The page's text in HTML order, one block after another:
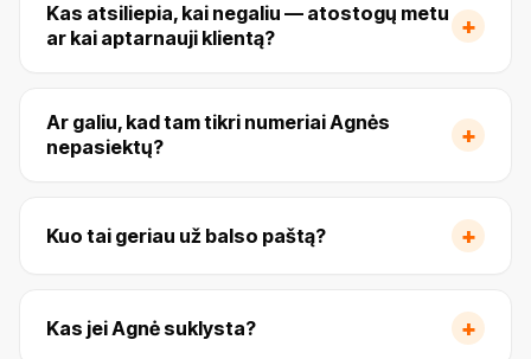
Kas atsiliepia, kai negaliu — atostogų metu
ar kai aptarnauji klientą?
+
Ar galiu, kad tam tikri numeriai Agnės
nepasiektų?
+
Kuo tai geriau už balso paštą? +
Kas jei Agnė suklysta? +